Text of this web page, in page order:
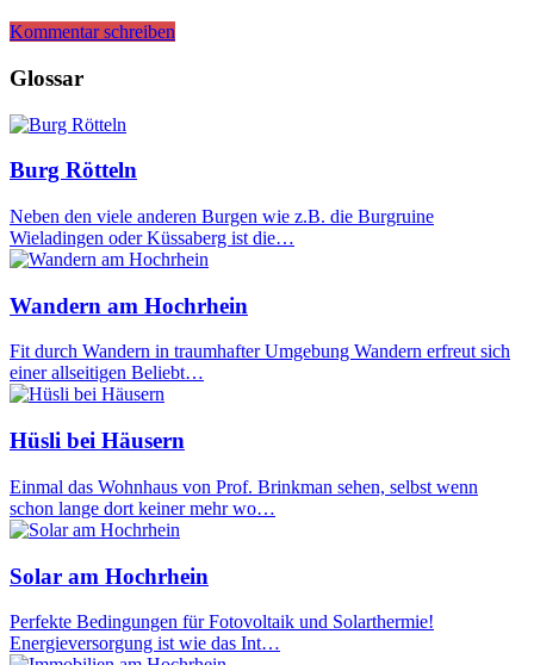
Kommentar schreiben
Glossar
Burg Rötteln
Neben den viele anderen Burgen wie z.B. die Burgruine
Wieladingen oder Küssaberg ist die…
Wandern am Hochrhein
Fit durch Wandern in traumhafter Umgebung Wandern erfreut sich
einer allseitigen Beliebt…
Hüsli bei Häusern
Einmal das Wohnhaus von Prof. Brinkman sehen, selbst wenn
schon lange dort keiner mehr wo…
Solar am Hochrhein
Perfekte Bedingungen für Fotovoltaik und Solarthermie!
Energieversorgung ist wie das Int…